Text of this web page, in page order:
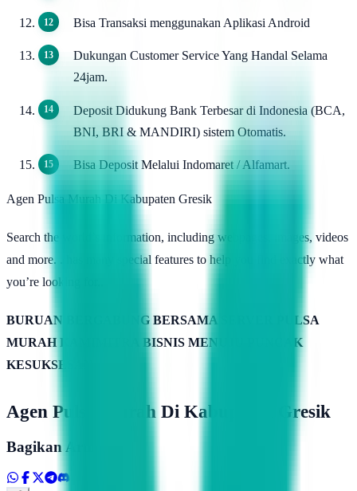
Bisa Transaksi menggunakan Aplikasi Android
Dukungan Customer Service Yang Handal Selama
24jam.
Deposit Didukung Bank Terbesar di Indonesia (BCA,
BNI, BRI & MANDIRI) sistem Otomatis.
Bisa Deposit Melalui Indomaret / Alfamart.
Agen Pulsa Murah Di Kabupaten Gresik
Search the world’s information, including webpages, images, videos
and more. . has many special features to help you find exactly what
you’re looking for..
BURUAN BERGABUNG BERSAMA SERVER PULSA
MURAH KAMIMITRA BISNIS MENUJU PUNCAK
KESUKSESAN
Agen Pulsa Murah Di Kabupaten Gresik
Bagikan Artikel